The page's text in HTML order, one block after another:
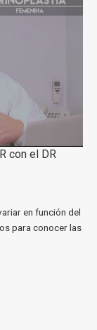
con el DR
en función del
para conocer las